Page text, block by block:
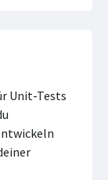
Unit-Tests